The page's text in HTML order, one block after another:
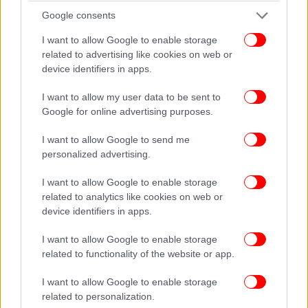
Google consents
I want to allow Google to enable storage
related to advertising like cookies on web or
device identifiers in apps.
I want to allow my user data to be sent to
Google for online advertising purposes.
I want to allow Google to send me
personalized advertising.
I want to allow Google to enable storage
related to analytics like cookies on web or
device identifiers in apps.
I want to allow Google to enable storage
related to functionality of the website or app.
I want to allow Google to enable storage
related to personalization.
Ο Κυριάκος Μητσοτάκης στο βήμα της Βουλής κατά την ομιλία του για
το ν/σ Δουλειές Ξανά -Φωτογραφία: ΓτΠ/ΔΗΜΗΤΡΗΣ ΠΑΠΑΜΗΤΣΟΣ
Το νομοσχέδιο προβλέπει ότι σε συνεργασία με
ειδικούς συμβούλους κάθε μακροχρόνια άνεργος
πρωθυπουργός και συνέχισε: «Το δεύτερο
πρόβλημα που αντιμετωπίζει το νομοσχέδιο είναι